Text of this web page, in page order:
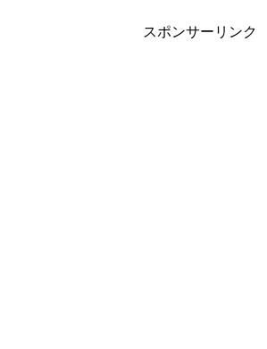
スポンサーリンク